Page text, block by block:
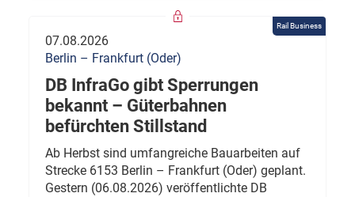
Rail Business
07.08.2026
Berlin – Frankfurt (Oder)
DB InfraGo gibt Sperrungen
bekannt – Güterbahnen
befürchten Stillstand
Ab Herbst sind umfangreiche Bauarbeiten auf
Strecke 6153 Berlin – Frankfurt (Oder) geplant.
Gestern (06.08.2026) veröffentlichte DB